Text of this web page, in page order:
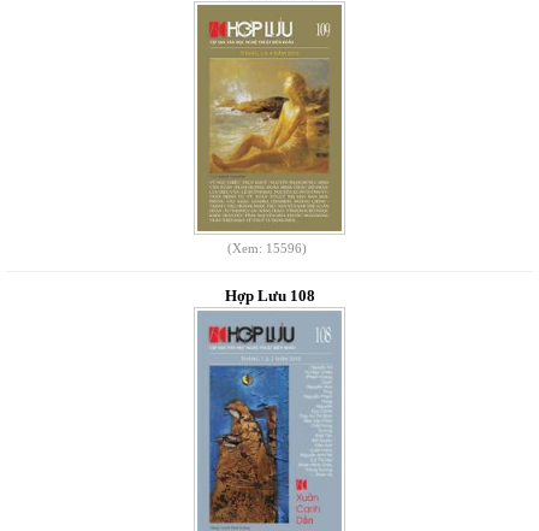
(Xem: 15596)
Hợp Lưu 108